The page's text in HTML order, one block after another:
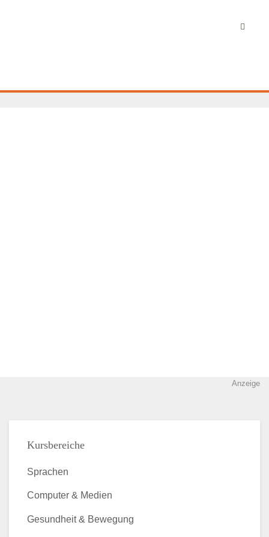
Anzeige
Kursbereiche
Sprachen
Computer & Medien
Gesundheit & Bewegung